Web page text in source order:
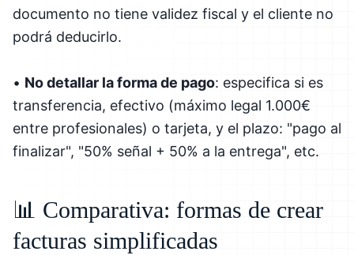
documento no tiene validez fiscal y el cliente no
podrá deducirlo.
• No detallar la forma de pago: especifica si es
transferencia, efectivo (máximo legal 1.000€
entre profesionales) o tarjeta, y el plazo: "pago al
finalizar", "50% señal + 50% a la entrega", etc.
📊 Comparativa: formas de crear
facturas simplificadas